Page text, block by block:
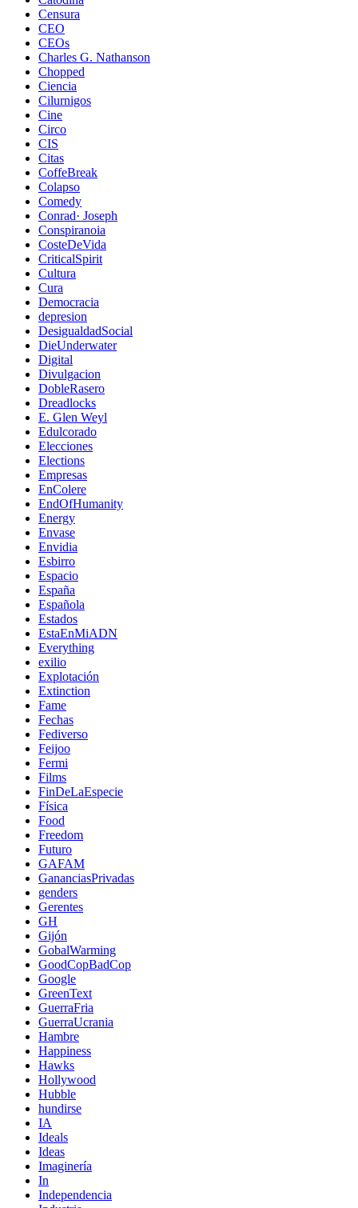
Censura
CEO
CEOs
Charles G. Nathanson
Chopped
Ciencia
Cilurnigos
Cine
Circo
CIS
Citas
CoffeBreak
Colapso
Comedy
Conrad· Joseph
Conspiranoia
CosteDeVida
CriticalSpirit
Cultura
Cura
Democracia
depresion
DesigualdadSocial
DieUnderwater
Digital
Divulgacion
DobleRasero
Dreadlocks
E. Glen Weyl
Edulcorado
Elecciones
Elections
Empresas
EnColere
EndOfHumanity
Energy
Envase
Envidia
Esbirro
Espacio
España
Española
Estados
EstaEnMiADN
Everything
exilio
Explotación
Extinction
Fame
Fechas
Fediverso
Feijoo
Fermi
Films
FinDeLaEspecie
Física
Food
Freedom
Futuro
GAFAM
GananciasPrivadas
genders
Gerentes
GH
Gijón
GobalWarming
GoodCopBadCop
Google
GreenText
GuerraFria
GuerraUcrania
Hambre
Happiness
Hawks
Hollywood
Hubble
hundirse
IA
Ideals
Ideas
Imaginería
In
Independencia